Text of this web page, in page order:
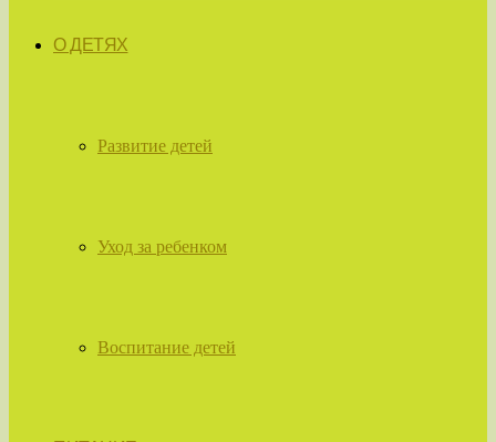
О ДЕТЯХ
Развитие детей
Уход за ребенком
Воспитание детей